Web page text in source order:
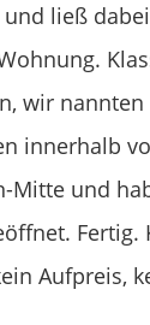
ließ
wir nannten
innerhalb
Mitte und
Fertig.
Aufpreis,